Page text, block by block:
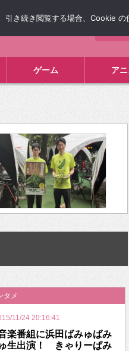
ゲーム アニ
タメ
11/24 20:16:41
楽番組に浜田ばみゅばみ
生出演！ きゃりーぱみ
き続き閲覧する場合、Cookie の